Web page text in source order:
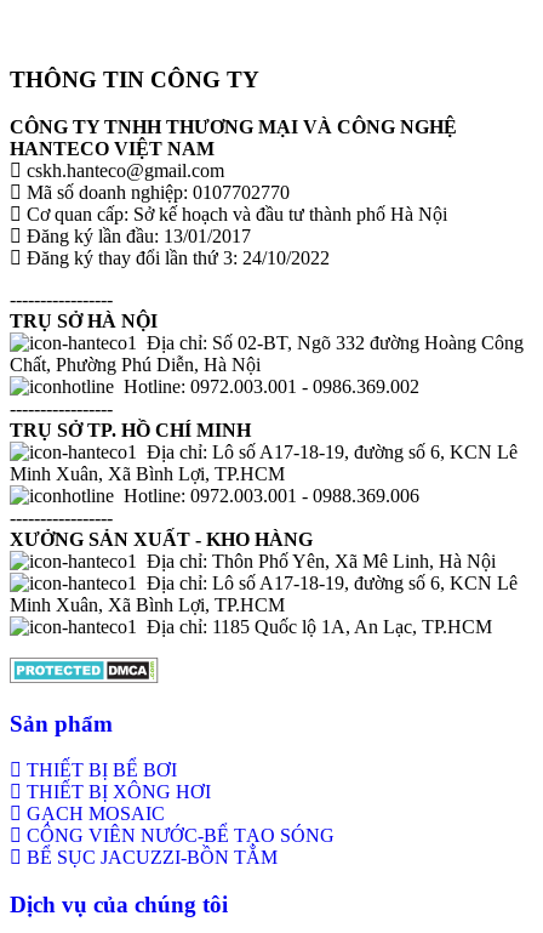
THÔNG TIN CÔNG TY
CÔNG TY TNHH THƯƠNG MẠI VÀ CÔNG NGHỆ
HANTECO VIỆT NAM
cskh.hanteco@gmail.com
Mã số doanh nghiệp: 0107702770
Cơ quan cấp: Sở kế hoạch và đầu tư thành phố Hà Nội
Đăng ký lần đầu: 13/01/2017
Đăng ký thay đổi lần thứ 3: 24/10/2022
-----------------
TRỤ SỞ HÀ NỘI
Địa chỉ: Số 02-BT, Ngõ 332 đường Hoàng Công
Chất, Phường Phú Diễn, Hà Nội
Hotline: 0972.003.001 - 0986.369.002
-----------------
TRỤ SỞ TP. HỒ CHÍ MINH
Địa chỉ: Lô số A17-18-19, đường số 6, KCN Lê
Minh Xuân, Xã Bình Lợi, TP.HCM
Hotline: 0972.003.001 - 0988.369.006
-----------------
XƯỞNG SẢN XUẤT - KHO HÀNG
Địa chỉ: Thôn Phố Yên, Xã Mê Linh, Hà Nội
Địa chỉ: Lô số A17-18-19, đường số 6, KCN Lê
Minh Xuân, Xã Bình Lợi, TP.HCM
Địa chỉ: 1185 Quốc lộ 1A, An Lạc, TP.HCM
Sản phẩm
THIẾT BỊ BỂ BƠI
THIẾT BỊ XÔNG HƠI
GẠCH MOSAIC
CÔNG VIÊN NƯỚC-BỂ TẠO SÓNG
BỂ SỤC JACUZZI-BỒN TẮM
Dịch vụ của chúng tôi